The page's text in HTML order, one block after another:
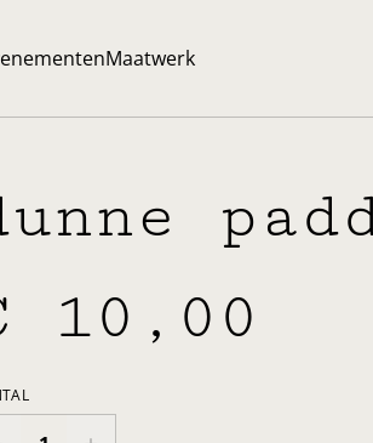
Maatwerk
10,00